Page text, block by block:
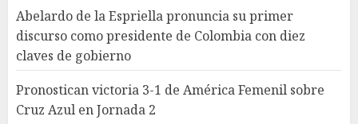
Abelardo de la Espriella pronuncia su primer
discurso como presidente de Colombia con diez
claves de gobierno
Pronostican victoria 3-1 de América Femenil sobre
Cruz Azul en Jornada 2
5
Persisten dudas y retos en la
Escuela Mexicana
AGOSTO 8, 2026